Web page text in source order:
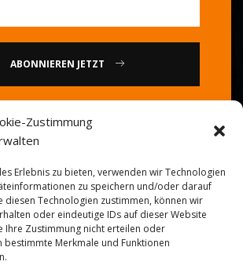
Zustimmung
Erlebnis zu bieten, verwenden wir Technologien
zu speichern und/oder darauf
diesen Technologien zustimmen, können wir
oder eindeutige IDs auf dieser Website
Ihre Zustimmung nicht erteilen oder
bestimmte Merkmale und Funktionen
ABONNIEREN JETZT
oder
84739585